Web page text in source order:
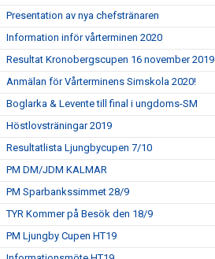
Presentation av nya chefstränaren
Information inför vårterminen 2020
Resultat Kronobergscupen 16 november 2019
Anmälan för Vårterminens Simskola 2020!
Boglarka & Levente till final i ungdoms-SM
Höstlovsträningar 2019
Resultatlista Ljungbycupen 7/10
PM DM/JDM KALMAR
PM Sparbankssimmet 28/9
TYR Kommer på Besök den 18/9
PM Ljungby Cupen HT19